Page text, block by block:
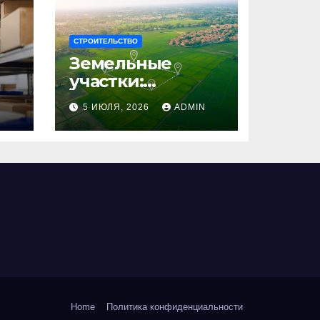
СТРОИТЕЛЬСТВО
Земельные
участки:
правовые
аспекты, виды и
возможности
5 ИЮЛЯ, 2026 ADMIN
Home Политика конфиденциальности